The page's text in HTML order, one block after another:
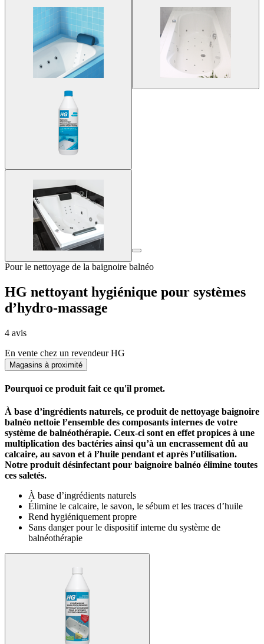
Pour le nettoyage de la baignoire balnéo
HG nettoyant hygiénique pour systèmes
d’hydro-massage
4 avis
En vente chez un revendeur HG
Magasins à proximité
Pourquoi ce produit fait ce qu'il promet.
À base d’ingrédients naturels, ce produit de nettoyage baignoire
balnéo nettoie l’ensemble des composants internes de votre
système de balnéothérapie. Ceux-ci sont en effet propices à une
multiplication des bactéries ainsi qu’à un encrassement dû au
calcaire, au savon et à l’huile pendant et après l’utilisation.
Notre produit désinfectant pour baignoire balnéo élimine toutes
ces saletés.
À base d’ingrédients naturels
Élimine le calcaire, le savon, le sébum et les traces d’huile
Rend hygiéniquement propre
Sans danger pour le dispositif interne du système de
balnéothérapie